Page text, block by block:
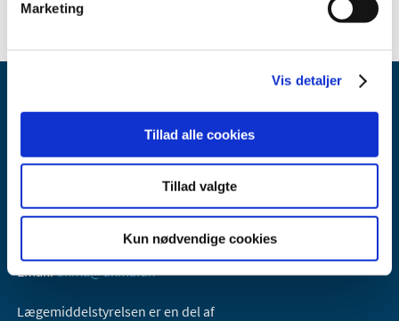
Marketing
Vis detaljer
Tillad alle cookies
Tillad valgte
Kun nødvendige cookies
Lægemiddelstyrelsen
2300 København S
Email:dkma@dkma.dk
Lægemiddelstyrelsen er en del af